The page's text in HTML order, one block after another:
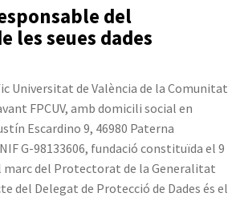
del
les seues dades
Universitat de València de la Comunitat
FPCUV, amb domicili social en
Escardino 9, 46980 Paterna
G-98133606, fundació constituïda el 9
marc del Protectorat de la Generalitat
del Delegat de Protecció de Dades és el